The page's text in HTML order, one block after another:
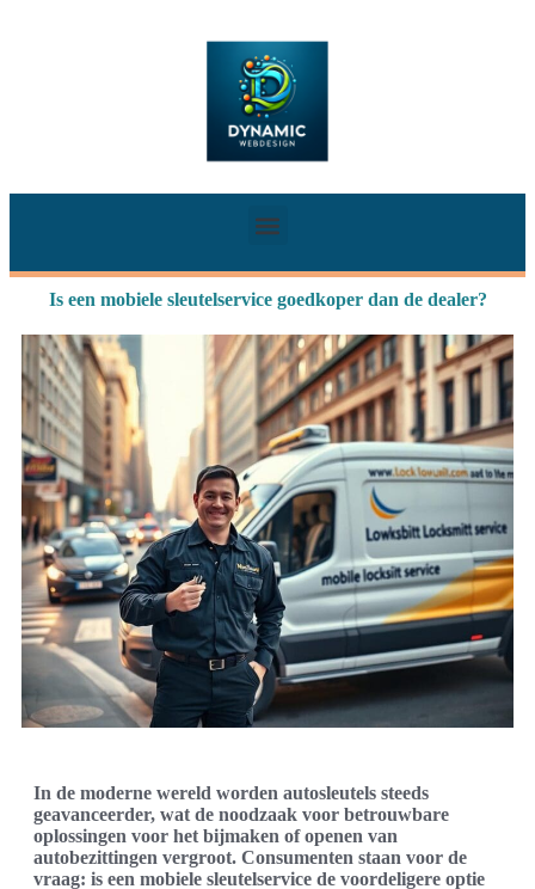
Is een mobiele sleutelservice goedkoper dan de dealer?
In de moderne wereld worden autosleutels steeds
geavanceerder, wat de noodzaak voor betrouwbare
oplossingen voor het bijmaken of openen van
autobezittingen vergroot. Consumenten staan voor de
vraag: is een mobiele sleutelservice de voordeligere optie